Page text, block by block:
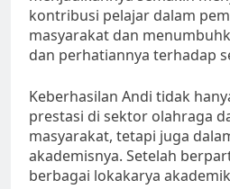
kontribusi pelajar dalam
masyarakat dan
dan perhatiannya terhadap
Keberhasilan Andi tidak
prestasi di sektor olahraga
masyarakat, tetapi juga
akademisnya. Setelah
berbagai lokakarya